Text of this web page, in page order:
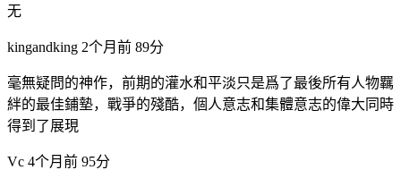
无
kingandking 2个月前 89分
毫無疑問的神作，前期的灌水和平淡只是爲了最後所有人物羈
絆的最佳鋪墊，戰爭的殘酷，個人意志和集體意志的偉大同時
得到了展現
Vc 4个月前 95分